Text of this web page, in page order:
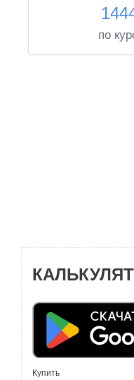
по
Купить